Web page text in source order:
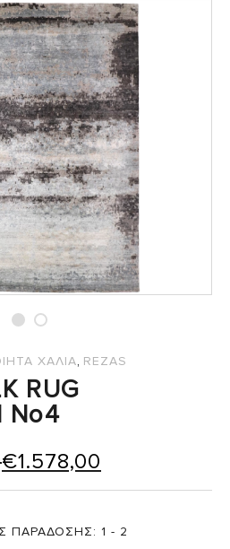
ΧΑΛΙΑ, REZAS
RUG
No4
€1.578,00
ΠΑΡΑΔΟΣΗΣ: 1 - 2